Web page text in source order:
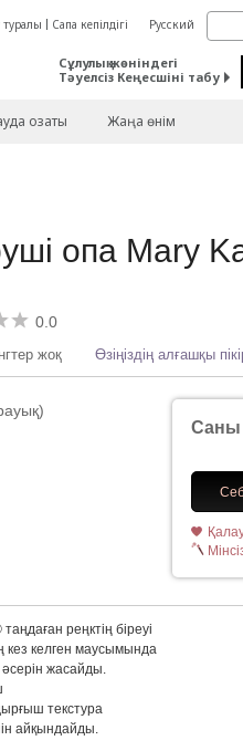
туралы Сапа кепілдігі Русский
Сұлулық жөніндегі
Тәуелсіз Кеңесшіні табу
озаты Жаңа өнім
опа Mary
0.0
жоқ Өзіңіздің алғашқы
Саны
реңктің біреуі
келген маусымында
жасайды.
текстура
айқындайды.